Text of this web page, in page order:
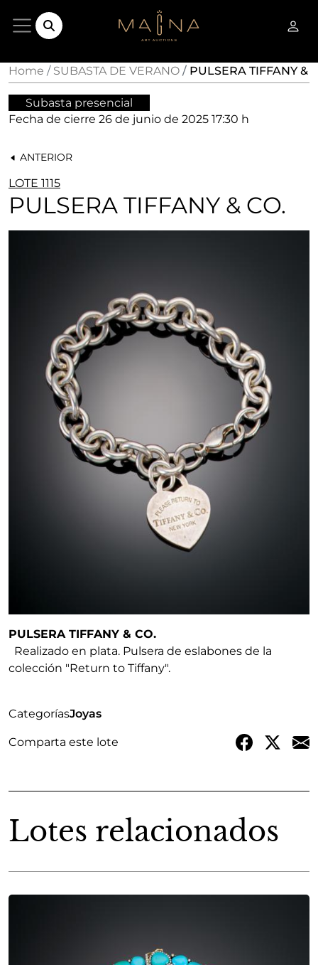
Home SUBASTA DE VERANO PULSERA TIFFANY &
Subasta presencial
Fecha de cierre 26 de junio de 2025 17:30 h
ANTERIOR
LOTE 1115
PULSERA TIFFANY & CO.
PULSERA TIFFANY & CO.
Realizado en plata. Pulsera de eslabones de la
colección "Return to Tiffany".
CategoríasJoyas
Comparta este lote
Lotes relacionados